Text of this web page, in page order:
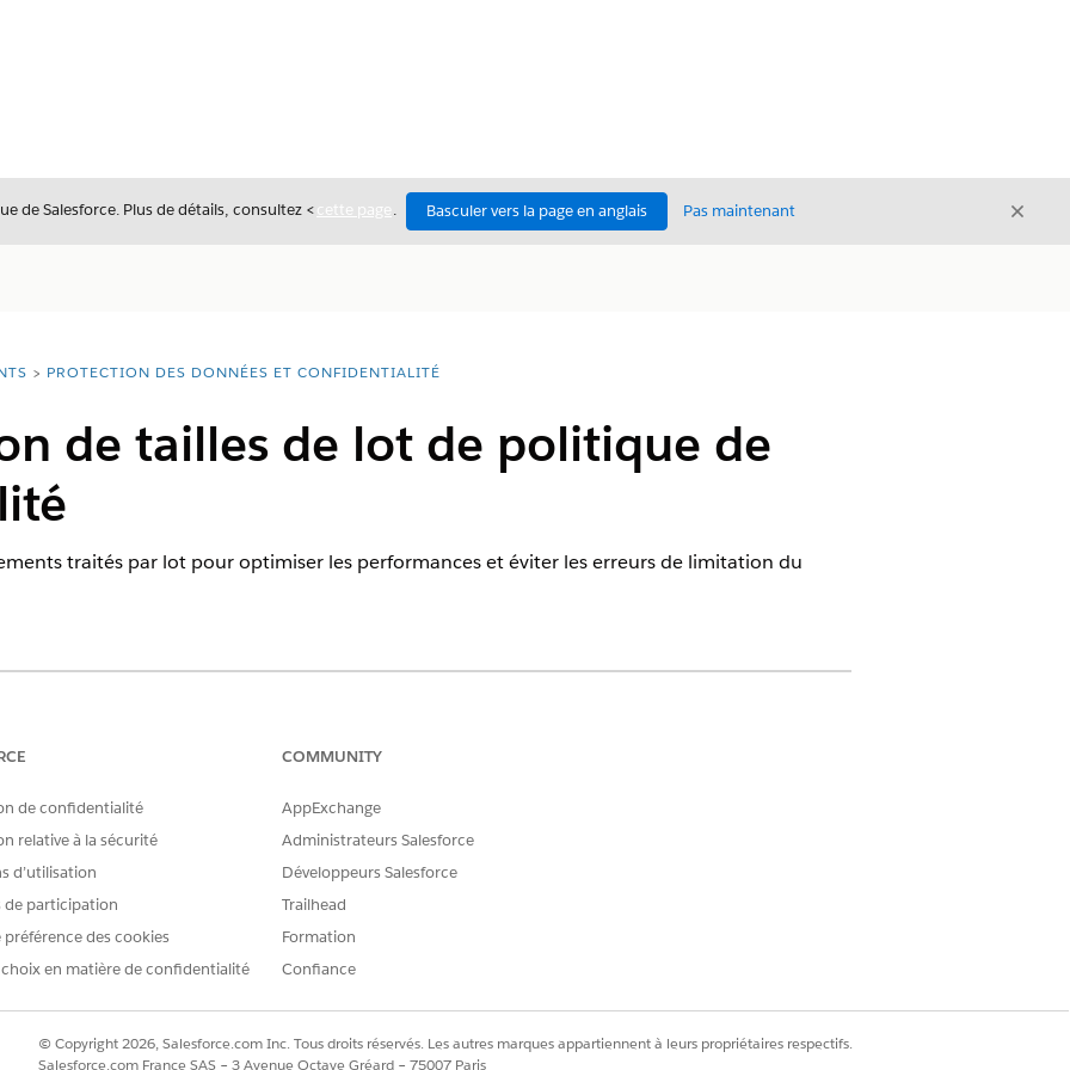
de Salesforce. Plus de détails, consultez <cette page . Basculer vers la page en anglais Pas maintenant Fermer
PROTECTION DES DONNÉES ET CONFIDENTIALITÉ
de tailles de lot de politique de
traités par lot pour optimiser les performances et éviter les erreurs de limitation du
AUTORISATIONS UTILISATEUR REQUISES
échouent en raison de limitations système ou d'erreurs d'expiration, réduisez la taille du lot
à la fois. Vous pouvez définir cette valeur de 1 à 2000.
accédez à l'onglet Politiques de confidentialité
de taille de lot.
accédez à la page Ajouter un objet.
sélectionnez
la tailledu lot.
de confidentialité
relative à la sécurité
d’utilisation
de participation
des cookies
choix en matière de confidentialité
COMMUNITY
AppExchange
Administrateurs Salesforce
Développeurs Salesforce
Trailhead
Formation
Confiance
© Copyright 2026, Salesforce.com Inc. Tous droits réservés. Les autres marques appartiennent à leurs propriétaires respectifs.
Salesforce.com France SAS – 3 Avenue Octave Gréard – 75007 Paris